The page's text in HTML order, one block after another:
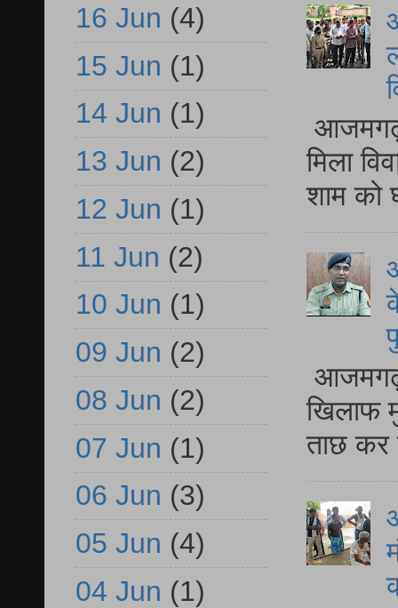
आजमगढ़
मिला
शाम को
आजमगढ़
खिलाफ
ताछ कर
16 Jun (4)
15 Jun (1)
14 Jun (1)
13 Jun (2)
12 Jun (1)
11 Jun (2)
10 Jun (1)
09 Jun (2)
08 Jun (2)
07 Jun (1)
06 Jun (3)
05 Jun (4)
04 Jun (1)